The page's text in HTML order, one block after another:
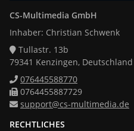
CS-Multimedia GmbH
Inhaber: Christian Schwenk
Tullastr. 13b
79341 Kenzingen, Deutschland
076445588770
0764455887729
support@cs-multimedia.de
RECHTLICHES